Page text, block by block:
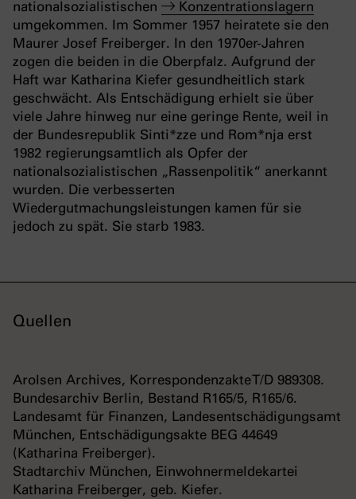
nationalsozialistischen
Konzentrationslagern
umgekommen. Im Sommer 1957 heiratete sie den
Maurer Josef Freiberger. In den 1970er-Jahren
zogen die beiden in die Oberpfalz. Aufgrund der
Haft war Katharina Kiefer gesundheitlich stark
geschwächt. Als Entschädigung erhielt sie über
viele Jahre hinweg nur eine geringe Rente, weil in
der Bundesrepublik Sinti*zze und Rom*nja erst
1982 regierungsamtlich als Opfer der
nationalsozialistischen „Rassenpolitik“ anerkannt
wurden. Die verbesserten
Wiedergutmachungsleistungen kamen für sie
jedoch zu spät. Sie starb 1983.
Quellen
Arolsen Archives, Korrespondenzakte T/D 989308.
Bundesarchiv Berlin, Bestand R165/5, R165/6.
Landesamt für Finanzen, Landesentschädigungsamt
München, Entschädigungsakte BEG 44649
(Katharina Freiberger).
Stadtarchiv München, Einwohnermeldekartei
Katharina Freiberger, geb. Kiefer.